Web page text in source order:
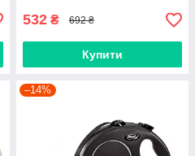
532 ₴ 692 ₴
Купити
–14%